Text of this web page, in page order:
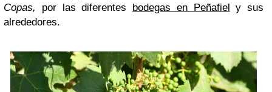
Copas,
por las diferentes bodegas en Peñafiel
y sus
alrededores.